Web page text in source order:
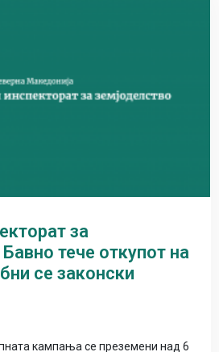
за
тече откупот на
се законски
кампања се преземени над 6